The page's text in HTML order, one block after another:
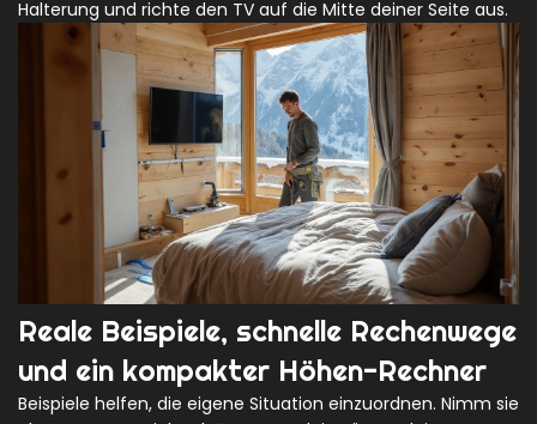
Halterung und richte den TV auf die Mitte deiner Seite aus.
Reale Beispiele, schnelle Rechenwege
und ein kompakter Höhen-Rechner
Beispiele helfen, die eigene Situation einzuordnen. Nimm sie